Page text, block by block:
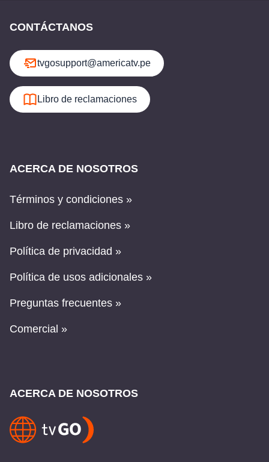
CONTÁCTANOS
tvgosupport@americatv.pe
Libro de reclamaciones
ACERCA DE NOSOTROS
Términos y condiciones »
Libro de reclamaciones »
Política de privacidad »
Política de usos adicionales »
Preguntas frecuentes »
Comercial »
ACERCA DE NOSOTROS